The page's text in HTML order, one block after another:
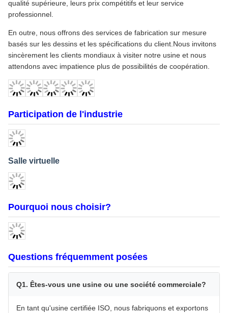
premier plan, notamment Komatsu®, Excavator®, CAT®,
Hitachi®, JCB®, Hyundai®, Doosan®, Sany® et autres.Notre
gamme de produits couvre tous les composants critiques, des
pompes hydrauliques et des entraînements finaux aux moteurs
oscillants, boîtes de vitesses et pièces détachées de train, telles
que roulements oscillants, chaînes de piste et rouleaux de piste.
Nous contrôlons strictement les normes d'acceptation de la
qualité de chaque produit pour nous assurer que nos opérations
produits sont distribués dans plus de 100 pays et régions à
travers le monde, gagnant l'éloge constant des clients pour leur
qualité supérieure, leurs prix compétitifs et leur service
professionnel.
En outre, nous offrons des services de fabrication sur mesure
basés sur les dessins et les spécifications du client.Nous invitons
sincèrement les clients mondiaux à visiter notre usine et nous